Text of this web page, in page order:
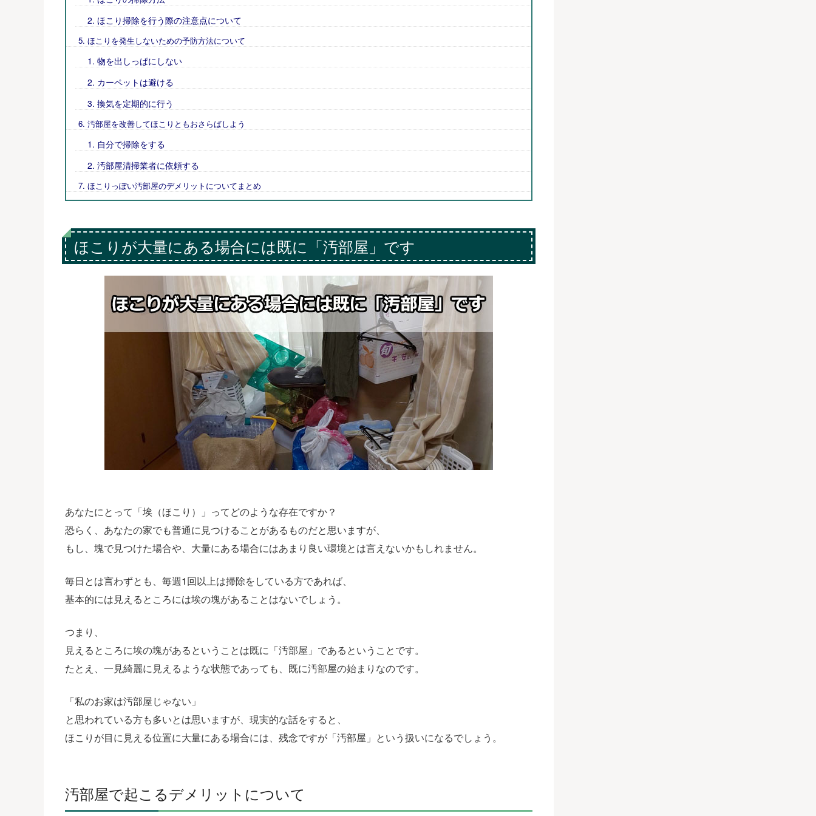
ほこり掃除を行う際の注意点について
ほこりを発生しないための予防方法について
物を出しっぱにしない
カーペットは避ける
換気を定期的に行う
汚部屋を改善してほこりともおさらばしよう
自分で掃除をする
汚部屋清掃業者に依頼する
ほこりっぽい汚部屋のデメリットについてまとめ
ほこりが大量にある場合には既に「汚部屋」です
あなたにとって「埃（ほこり）」ってどのような存在ですか？
恐らく、あなたの家でも普通に見つけることがあるものだと思いますが、
もし、塊で見つけた場合や、大量にある場合にはあまり良い環境とは言えないかもしれません。
毎日とは言わずとも、毎週1回以上は掃除をしている方であれば、
基本的には見えるところには埃の塊があることはないでしょう。
つまり、
見えるところに埃の塊があるということは既に「汚部屋」であるということです。
たとえ、一見綺麗に見えるような状態であっても、既に汚部屋の始まりなのです。
「私のお家は汚部屋じゃない」
と思われている方も多いとは思いますが、現実的な話をすると、
ほこりが目に見える位置に大量にある場合には、残念ですが「汚部屋」という扱いになるでしょう。
汚部屋で起こるデメリットについて